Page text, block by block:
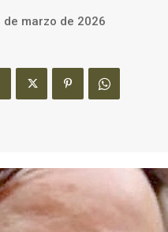
de marzo de 2026